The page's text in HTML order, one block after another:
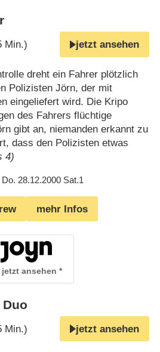
Min.) jetzt ansehen
dreht ein Fahrer plötzlich
Polizisten Jörn, der mit
eingeliefert wird. Die Kripo
des Fahrers flüchtige
gibt an, niemanden erkannt zu
dass den Polizisten etwas
4)
Do. 28.12.2000 Sat.1
mehr Infos
jetzt ansehen
Min.) jetzt ansehen